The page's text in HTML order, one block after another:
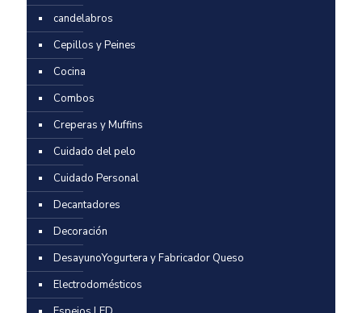
candelabros
Cepillos y Peines
Cocina
Combos
Creperas y Muffins
Cuidado del pelo
Cuidado Personal
Decantadores
Decoración
DesayunoYogurtera y Fabricador Queso
Electrodomésticos